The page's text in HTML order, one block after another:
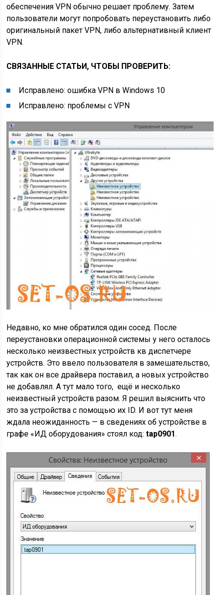
обеспечения VPN обычно решает проблему. Затем
пользователи могут попробовать переустановить либо
оригинальный пакет VPN, либо альтернативный клиент
VPN.
СВЯЗАННЫЕ СТАТЬИ, ЧТОБЫ ПРОВЕРИТЬ:
Исправлено: ошибка VPN в Windows 10
Исправлено: проблемы с VPN
Недавно, ко мне обратился один сосед. После
переустановки операционной системы у него осталось
несколько неизвестных устройств кв диспетчере
устройств. Это ввело пользователя в замешательство,
так как он все драйвера поставил, а новых устройство
не добавлял. А тут мало того, ещё и несколько
неизвестный устройств разом. Я решил выяснить что
это за устройства с помощью их ID. И вот тут меня
ждала неожиданность — в сведениях об устройстве в
графе «ИД оборудования» стоял код:tap0901.